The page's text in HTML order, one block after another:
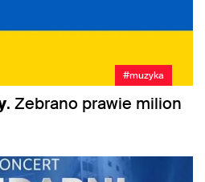
#muzyka
. Zebrano prawie milion